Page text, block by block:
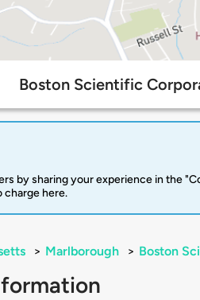
Boston Scientific
by sharing your experience in the
charge here.
> Marlborough > Boston